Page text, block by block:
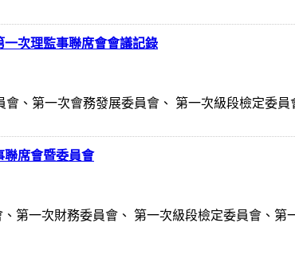
次理監事聯席會會議記錄
會、第一次會務發展委員會、 第一次級段檢定委
聯席會暨委員會
第一次財務委員會、 第一次級段檢定委員會、第